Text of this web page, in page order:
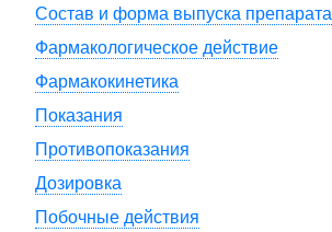
Состав и форма выпуска препарата
Фармакологическое действие
Фармакокинетика
Показания
Противопоказания
Дозировка
Побочные действия